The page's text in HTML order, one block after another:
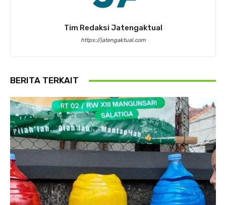
Tim Redaksi Jatengaktual
https://jatengaktual.com
BERITA TERKAIT